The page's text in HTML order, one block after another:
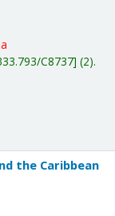
C8737 (2).
the Caribbean